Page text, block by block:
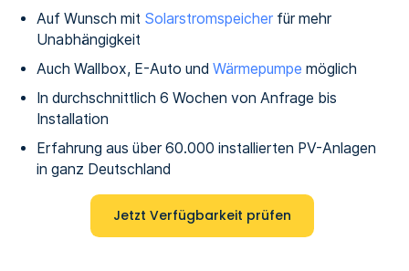
Auf Wunsch mit Solarstromspeicherfür mehr
Unabhängigkeit
Auch Wallbox, E-Auto und Wärmepumpe möglich
In durchschnittlich 6 Wochen von Anfrage bis
Installation
Erfahrung aus über 60.000 installierten PV-Anlagen
in ganz Deutschland
Jetzt Verfügbarkeit prüfen